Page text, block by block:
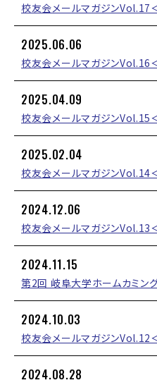
校友会メールマガジンVol.17
2025.06.06
校友会メールマガジンVol.16
2025.04.09
校友会メールマガジンVol.15
2025.02.04
校友会メールマガジンVol.14
2024.12.06
校友会メールマガジンVol.13
2024.11.15
第2回 岐阜大学ホームカミン
2024.10.03
校友会メールマガジンVol.12
2024.08.28